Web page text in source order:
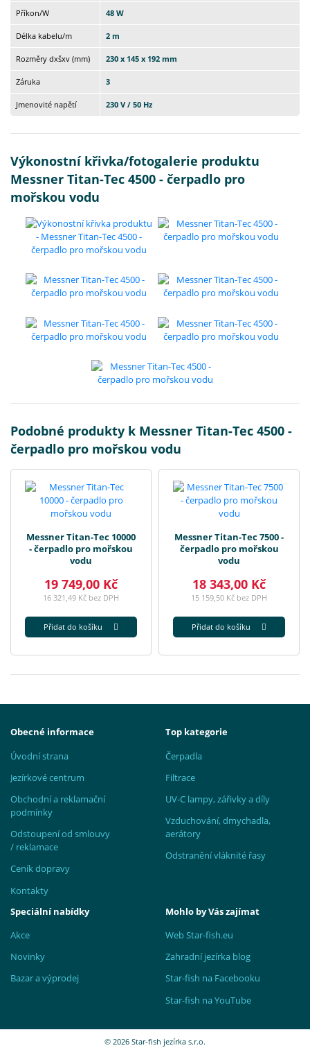
Příkon/W 48 W
Délka kabelu/m 2 m
Rozměry dxšxv (mm) 230 x 145 x 192 mm
Záruka 3
Jmenovité napětí 230 V / 50 Hz
Výkonostní křivka/fotogalerie produktu
Messner Titan-Tec 4500 - čerpadlo pro
mořskou vodu
Podobné produkty k Messner Titan-Tec 4500 -
čerpadlo pro mořskou vodu
Messner Titan-Tec 10000
- čerpadlo pro mořskou
vodu
19 749,00 Kč
16 321,49 Kč bez DPH
Přidat do košíku
Messner Titan-Tec 7500 -
čerpadlo pro mořskou
vodu
18 343,00 Kč
15 159,50 Kč bez DPH
Přidat do košíku
Obecné informace
Úvodní strana
Jezírkové centrum
Obchodní a reklamační
podmínky
Odstoupení od smlouvy
/ reklamace
Ceník dopravy
Kontakty
Top kategorie
Čerpadla
Filtrace
UV-C lampy, zářivky a díly
Vzduchování, dmychadla,
aerátory
Odstranění vláknité řasy
Speciální nabídky
Akce
Novinky
Bazar a výprodej
Mohlo by Vás zajímat
Web Star-fish.eu
Zahradní jezírka blog
Star-fish na Facebooku
Star-fish na YouTube
© 2026 Star-fish jezírka s.r.o.